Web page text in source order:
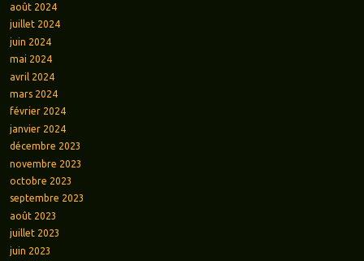
août 2024
juillet 2024
juin 2024
mai 2024
avril 2024
mars 2024
février 2024
janvier 2024
décembre 2023
novembre 2023
octobre 2023
septembre 2023
août 2023
juillet 2023
juin 2023